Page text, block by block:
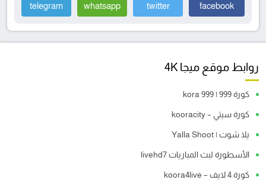
facebook
twitter
whatsapp
telegram
روابط موقع ميجا 4K
كورة 999 | kora 999
كورة سيتي – kooracity
يلا شوت | Yalla Shoot
الأسطورة لبث المباريات livehd7
كورة 4 لايف – koora4live